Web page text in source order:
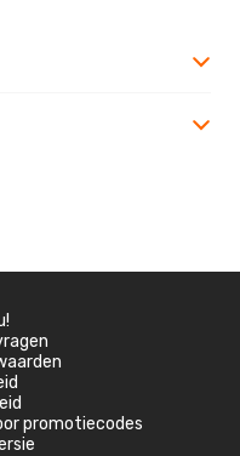
promotiecodes